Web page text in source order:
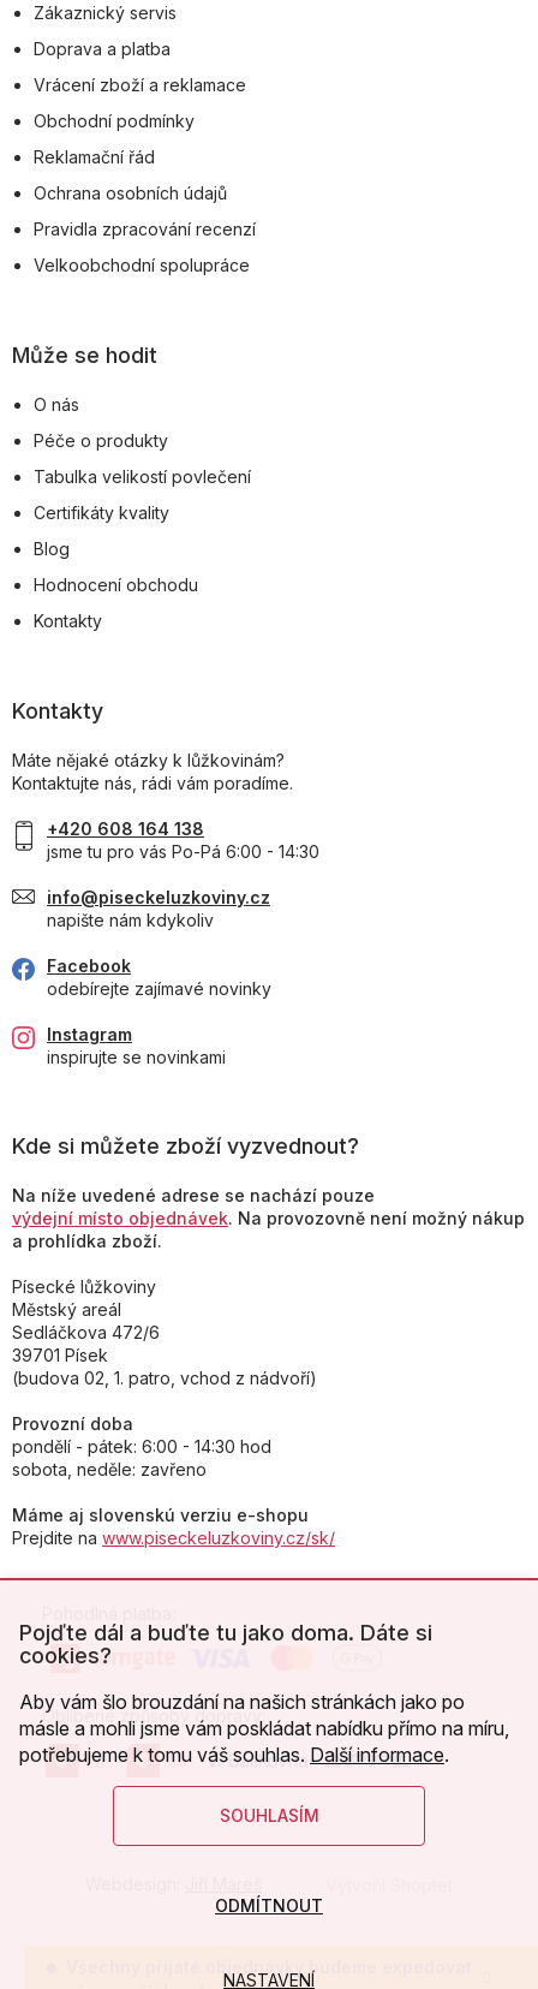
Pojďte dál a buďte tu jako doma. Dáte si
cookies?
Aby vám šlo brouzdání na našich stránkách jako po
másle a mohli jsme vám poskládat nabídku přímo na míru,
potřebujeme k tomu váš souhlas. Další informace.
SOUHLASÍM
NASTAVENÍ
ODMÍTNOUT
Všechny přijaté objednávky budeme expedovat
Zákaznický servis
Doprava a platba
Vrácení zboží a reklamace
Obchodní podmínky
Reklamační řád
Ochrana osobních údajů
Pravidla zpracování recenzí
Velkoobchodní spolupráce
Může se hodit
O nás
Péče o produkty
Tabulka velikostí povlečení
Certifikáty kvality
Blog
Hodnocení obchodu
Kontakty
Kontakty
Máte nějaké otázky k lůžkovinám?
Kontaktujte nás, rádi vám poradíme.
+420 608 164 138
jsme tu pro vás Po-Pá 6:00 - 14:30
info@piseckeluzkoviny.cz
napište nám kdykoliv
Facebook
odebírejte zajímavé novinky
Instagram
inspirujte se novinkami
Kde si můžete zboží vyzvednout?
Na níže uvedené adrese se nachází pouze
výdejní místo objednávek. Na provozovně není možný nákup
a prohlídka zboží.
Písecké lůžkoviny
Městský areál
Sedláčkova 472/6
39701 Písek
(budova 02, 1. patro, vchod z nádvoří)
Provozní doba
pondělí - pátek: 6:00 - 14:30 hod
sobota, neděle: zavřeno
Máme aj slovenskú verziu e-shopu
Prejdite na www.piseckeluzkoviny.cz/sk/
Oblíbené způsoby dopravy:
Upravit nastavení cookies